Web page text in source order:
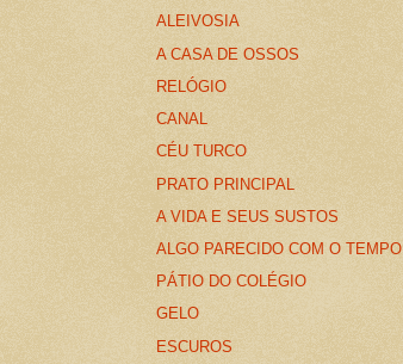
ALEIVOSIA
A CASA DE OSSOS
RELÓGIO
CANAL
CÉU TURCO
PRATO PRINCIPAL
A VIDA E SEUS SUSTOS
ALGO PARECIDO COM O TEMPO
PÁTIO DO COLÉGIO
GELO
ESCUROS